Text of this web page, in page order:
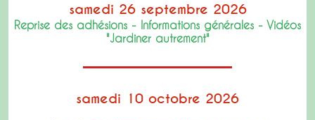
samedi 26 septembre 2026
Reprise des adhésions - Informations générales - Vidéos
"Jardiner autrement"
samedi 10 octobre 2026